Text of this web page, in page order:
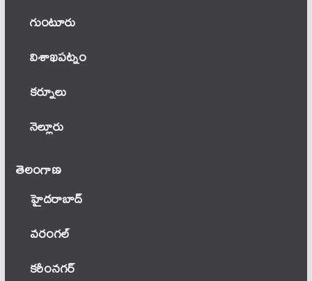
గుంటూరు
విశాఖపట్నం
కర్నూలు
నెల్లూరు
తెలంగాణ‌
హైదరాబాద్
వ‌రంగ‌ల్
కరీంనగర్